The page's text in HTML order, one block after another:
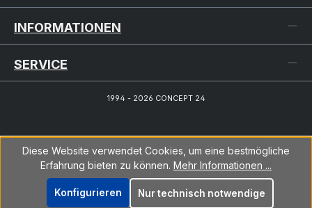
INFORMATIONEN
SERVICE
1994 - 2026 CONCEPT 24
Diese Website verwendet Cookies, um eine bestmögliche
Erfahrung bieten zu können. Mehr Informationen ...
Nur technisch notwendige
Konfigurieren